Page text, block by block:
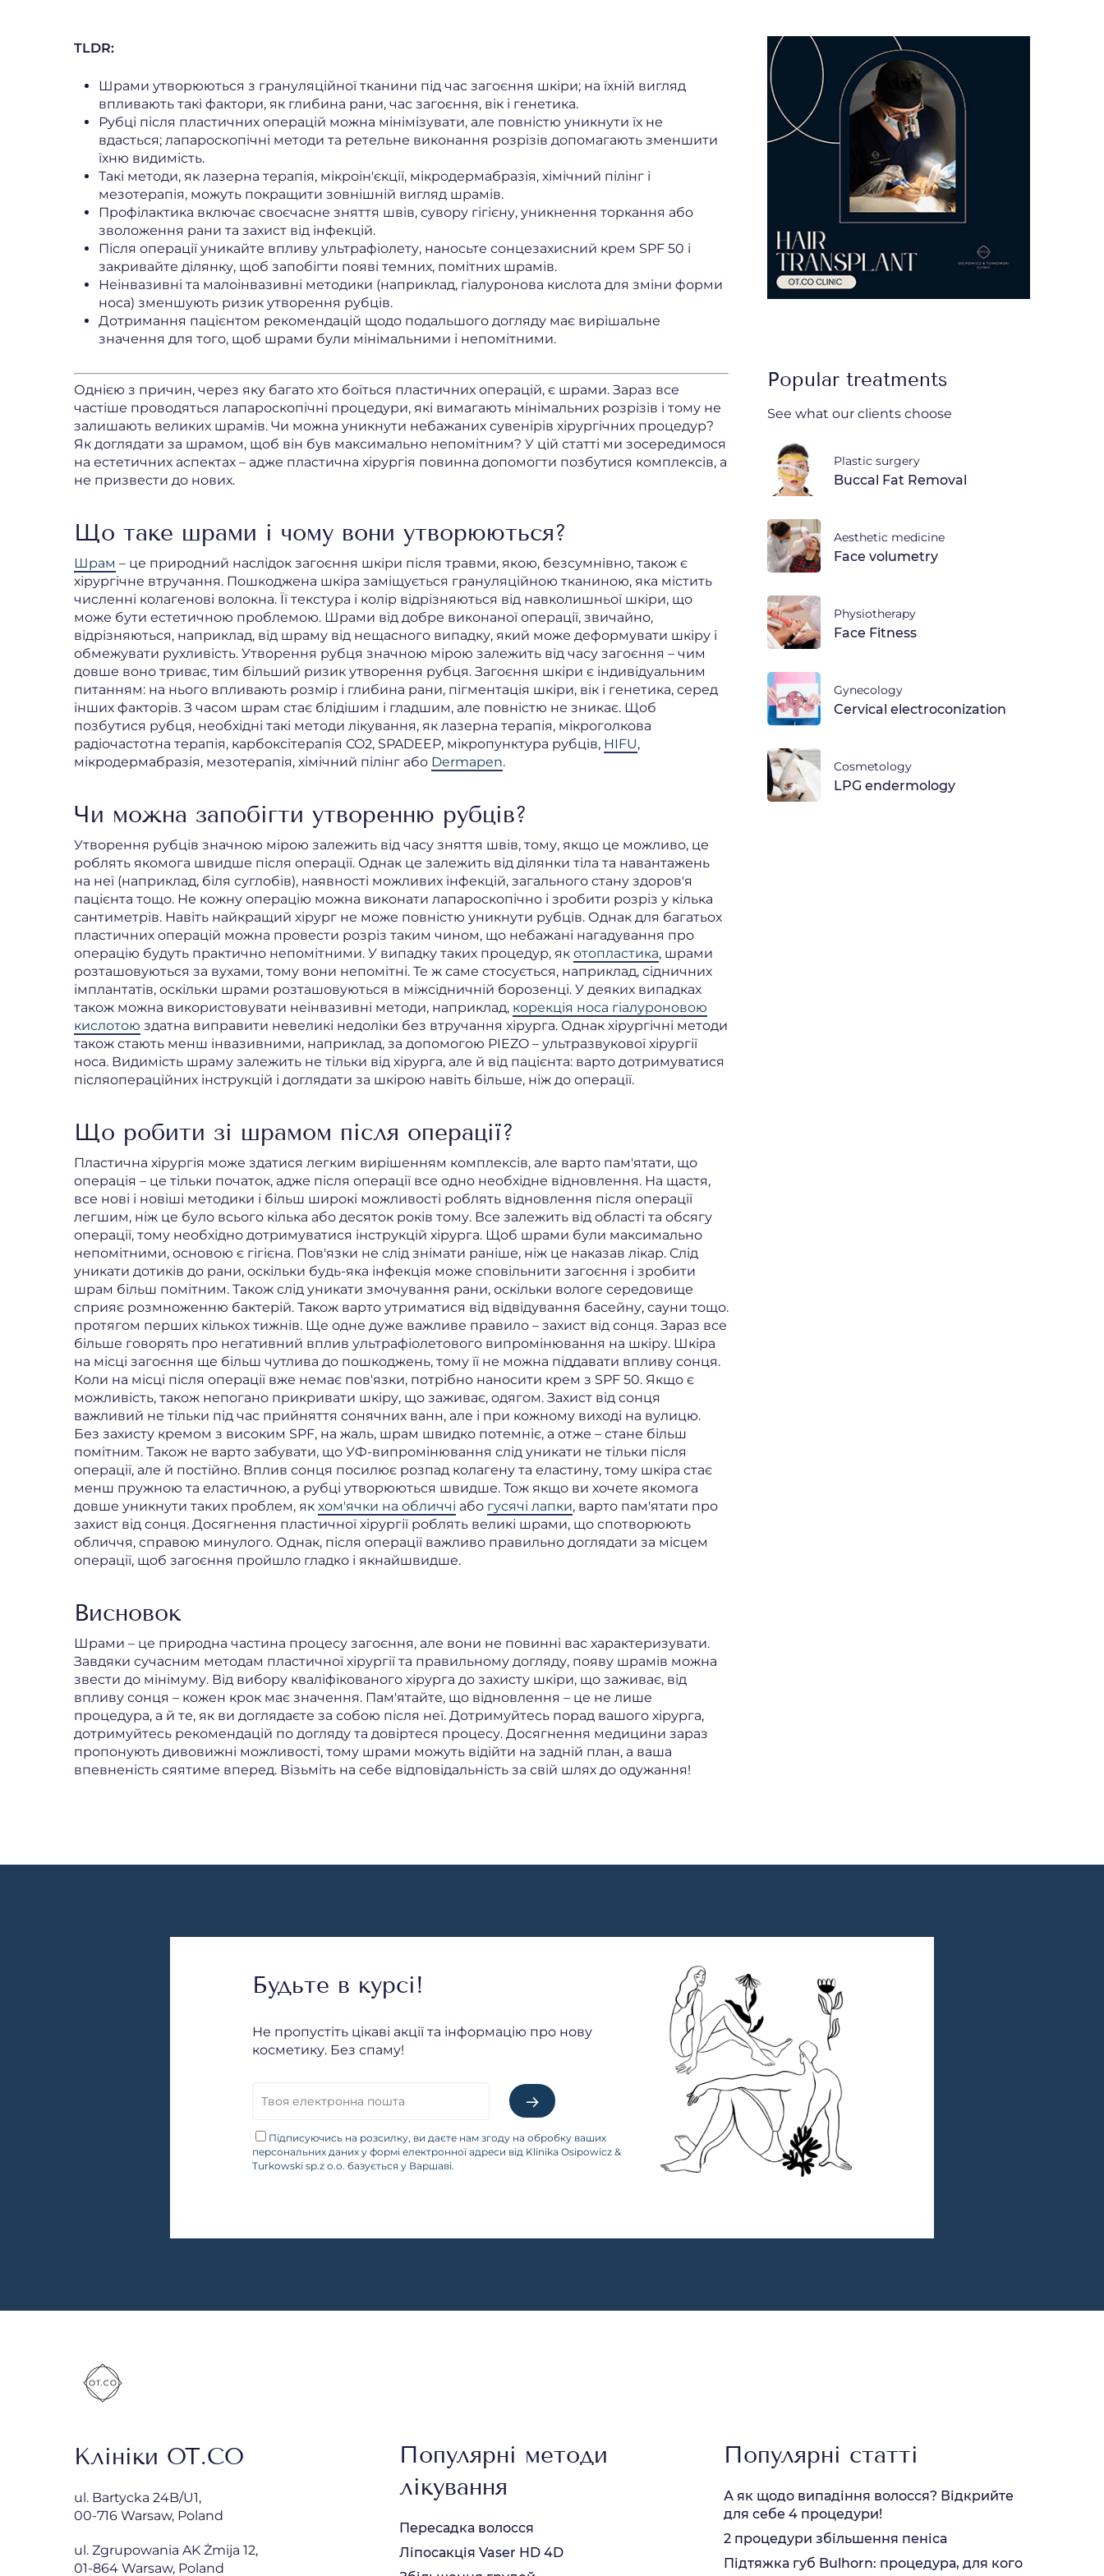
TLDR:
Шрами утворюються з грануляційної тканини під час загоєння шкіри; на їхній вигляд
впливають такі фактори, як глибина рани, час загоєння, вік і генетика.
Рубці після пластичних операцій можна мінімізувати, але повністю уникнути їх не
вдасться; лапароскопічні методи та ретельне виконання розрізів допомагають зменшити
їхню видимість.
Такі методи, як лазерна терапія, мікроін'єкції, мікродермабразія, хімічний пілінг і
мезотерапія, можуть покращити зовнішній вигляд шрамів.
Профілактика включає своєчасне зняття швів, сувору гігієну, уникнення торкання або
зволоження рани та захист від інфекцій.
Після операції уникайте впливу ультрафіолету, наносьте сонцезахисний крем SPF 50 і
закривайте ділянку, щоб запобігти появі темних, помітних шрамів.
Неінвазивні та малоінвазивні методики (наприклад, гіалуронова кислота для зміни форми
носа) зменшують ризик утворення рубців.
Дотримання пацієнтом рекомендацій щодо подальшого догляду має вирішальне
значення для того, щоб шрами були мінімальними і непомітними.
Однією з причин, через яку багато хто боїться пластичних операцій, є шрами. Зараз все
частіше проводяться лапароскопічні процедури, які вимагають мінімальних розрізів і тому не
залишають великих шрамів. Чи можна уникнути небажаних сувенірів хірургічних процедур?
Як доглядати за шрамом, щоб він був максимально непомітним? У цій статті ми зосередимося
на естетичних аспектах – адже пластична хірургія повинна допомогти позбутися комплексів, а
не призвести до нових.
Що таке шрами і чому вони утворюються?
Шрам – це природний наслідок загоєння шкіри після травми, якою, безсумнівно, також є
хірургічне втручання. Пошкоджена шкіра заміщується грануляційною тканиною, яка містить
численні колагенові волокна. Її текстура і колір відрізняються від навколишньої шкіри, що
може бути естетичною проблемою. Шрами від добре виконаної операції, звичайно,
відрізняються, наприклад, від шраму від нещасного випадку, який може деформувати шкіру і
обмежувати рухливість. Утворення рубця значною мірою залежить від часу загоєння – чим
довше воно триває, тим більший ризик утворення рубця. Загоєння шкіри є індивідуальним
питанням: на нього впливають розмір і глибина рани, пігментація шкіри, вік і генетика, серед
інших факторів. З часом шрам стає блідішим і гладшим, але повністю не зникає. Щоб
позбутися рубця, необхідні такі методи лікування, як лазерна терапія, мікроголкова
радіочастотна терапія, карбоксітерапія CO2, SPADEEP, мікропунктура рубців, HIFU,
мікродермабразія, мезотерапія, хімічний пілінг або Dermapen.
Чи можна запобігти утворенню рубців?
Утворення рубців значною мірою залежить від часу зняття швів, тому, якщо це можливо, це
роблять якомога швидше після операції. Однак це залежить від ділянки тіла та навантажень
на неї (наприклад, біля суглобів), наявності можливих інфекцій, загального стану здоров'я
пацієнта тощо. Не кожну операцію можна виконати лапароскопічно і зробити розріз у кілька
сантиметрів. Навіть найкращий хірург не може повністю уникнути рубців. Однак для багатьох
пластичних операцій можна провести розріз таким чином, що небажані нагадування про
операцію будуть практично непомітними. У випадку таких процедур, як отопластика, шрами
розташовуються за вухами, тому вони непомітні. Те ж саме стосується, наприклад, сідничних
імплантатів, оскільки шрами розташовуються в міжсідничній борозенці. У деяких випадках
також можна використовувати неінвазивні методи, наприклад, корекція носа гіалуроновою
кислотою здатна виправити невеликі недоліки без втручання хірурга. Однак хірургічні методи
також стають менш інвазивними, наприклад, за допомогою PIEZO – ультразвукової хірургії
носа. Видимість шраму залежить не тільки від хірурга, але й від пацієнта: варто дотримуватися
післяопераційних інструкцій і доглядати за шкірою навіть більше, ніж до операції.
Що робити зі шрамом після операції?
Пластична хірургія може здатися легким вирішенням комплексів, але варто пам'ятати, що
операція – це тільки початок, адже після операції все одно необхідне відновлення. На щастя,
все нові і новіші методики і більш широкі можливості роблять відновлення після операції
легшим, ніж це було всього кілька або десяток років тому. Все залежить від області та обсягу
операції, тому необхідно дотримуватися інструкцій хірурга. Щоб шрами були максимально
непомітними, основою є гігієна. Пов'язки не слід знімати раніше, ніж це наказав лікар. Слід
уникати дотиків до рани, оскільки будь-яка інфекція може сповільнити загоєння і зробити
шрам більш помітним. Також слід уникати змочування рани, оскільки вологе середовище
сприяє розмноженню бактерій. Також варто утриматися від відвідування басейну, сауни тощо.
протягом перших кількох тижнів. Ще одне дуже важливе правило – захист від сонця. Зараз все
більше говорять про негативний вплив ультрафіолетового випромінювання на шкіру. Шкіра
на місці загоєння ще більш чутлива до пошкоджень, тому її не можна піддавати впливу сонця.
Коли на місці після операції вже немає пов'язки, потрібно наносити крем з SPF 50. Якщо є
можливість, також непогано прикривати шкіру, що заживає, одягом. Захист від сонця
важливий не тільки під час прийняття сонячних ванн, але і при кожному виході на вулицю.
Без захисту кремом з високим SPF, на жаль, шрам швидко потемніє, а отже – стане більш
помітним. Також не варто забувати, що УФ-випромінювання слід уникати не тільки після
операції, але й постійно. Вплив сонця посилює розпад колагену та еластину, тому шкіра стає
менш пружною та еластичною, а рубці утворюються швидше. Тож якщо ви хочете якомога
довше уникнути таких проблем, як хом'ячки на обличчі або гусячі лапки, варто пам'ятати про
захист від сонця. Досягнення пластичної хірургії роблять великі шрами, що спотворюють
обличчя, справою минулого. Однак, після операції важливо правильно доглядати за місцем
операції, щоб загоєння пройшло гладко і якнайшвидше.
Висновок
Шрами – це природна частина процесу загоєння, але вони не повинні вас характеризувати.
Завдяки сучасним методам пластичної хірургії та правильному догляду, появу шрамів можна
звести до мінімуму. Від вибору кваліфікованого хірурга до захисту шкіри, що заживає, від
впливу сонця – кожен крок має значення. Пам'ятайте, що відновлення – це не лише
процедура, а й те, як ви доглядаєте за собою після неї. Дотримуйтесь порад вашого хірурга,
дотримуйтесь рекомендацій по догляду та довіртеся процесу. Досягнення медицини зараз
пропонують дивовижні можливості, тому шрами можуть відійти на задній план, а ваша
впевненість сяятиме вперед. Візьміть на себе відповідальність за свій шлях до одужання!
Popular treatments
See what our clients choose
Plastic surgery
Buccal Fat Removal
Aesthetic medicine
Face volumetry
Physiotherapy
Face Fitness
Gynecology
Cervical electroconization
Cosmetology
LPG endermology
Будьте в курсі!
Не пропустіть цікаві акції та інформацію про нову
косметику. Без спаму!
Підписуючись на розсилку, ви даєте нам згоду на обробку ваших
персональних даних у формі електронної адреси від Klinika Osipowicz &
Turkowski sp.z o.o. базується у Варшаві.
Клініки OT.CO
ul. Bartycka 24B/U1,
00-716 Warsaw, Poland
ul. Zgrupowania AK Żmija 12,
01-864 Warsaw, Poland
Популярні методи
лікування
Пересадка волосся
Ліпосакція Vaser HD 4D
Популярні статті
А як щодо випадіння волосся? Відкрийте
для себе 4 процедури!
2 процедури збільшення пеніса
Підтяжка губ Bulhorn: процедура, для кого